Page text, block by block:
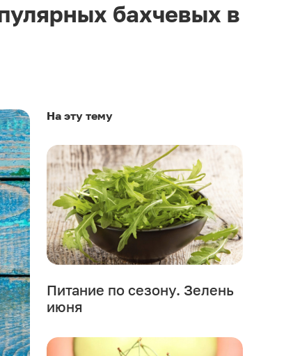
бахчевых в
На эту тему
Питание по сезону. Зелень
июня